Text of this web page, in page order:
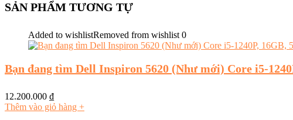
SẢN PHẨM TƯƠNG TỰ
Added to wishlistRemoved from wishlist 0
Bạn đang tìm Dell Inspiron 5620 (Như mới) Core i5-
12.200.000 ₫
Thêm vào giỏ hàng +